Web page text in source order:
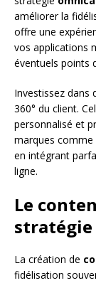
améliorer la
offre une
vos applications
éventuels points
Investissez dans
360° du client.
personnalisé et
marques comme
en intégrant
ligne.
Le
La création de
fidélisation